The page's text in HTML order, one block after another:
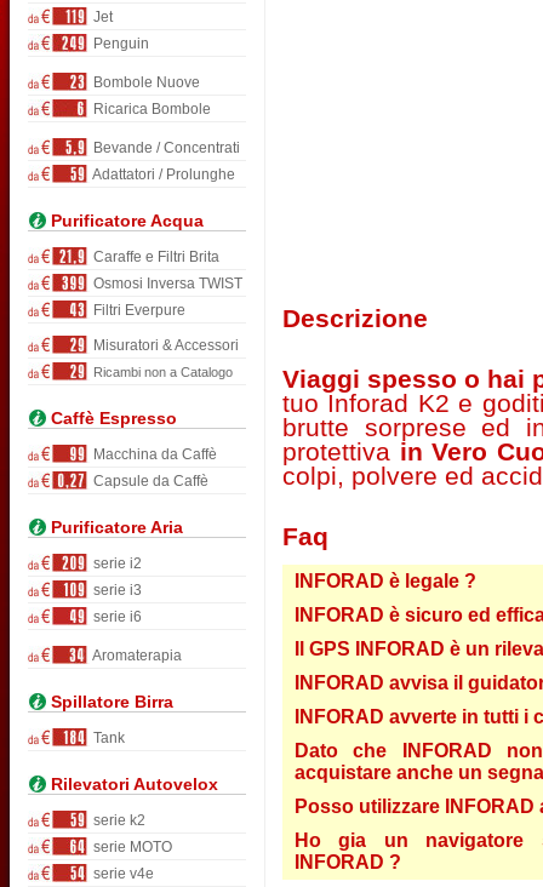
Jet
Penguin
Bombole Nuove
Ricarica Bombole
Bevande / Concentrati
Adattatori / Prolunghe
Purificatore Acqua
Caraffe e Filtri Brita
Osmosi Inversa TWIST
Filtri Everpure
Misuratori & Accessori
Ricambi non a Catalogo
Caffè Espresso
Macchina da Caffè
Capsule da Caffè
Purificatore Aria
serie i2
serie i3
serie i6
Aromaterapia
Spillatore Birra
Tank
Rilevatori Autovelox
serie k2
serie MOTO
serie v4e
Descrizione
Viaggi spesso o hai
tuo Inforad K2 e
brutte sorprese ed
protettiva in Vero
colpi, polvere ed
Faq
INFORAD è legale ?
INFORAD è sicuro ed
Il GPS INFORAD è un
INFORAD avvisa il
INFORAD avverte in tutti
Dato che INFORAD
acquistare anche un
Posso utilizzare INFORAD
Ho gia un navigatore
INFORAD ?